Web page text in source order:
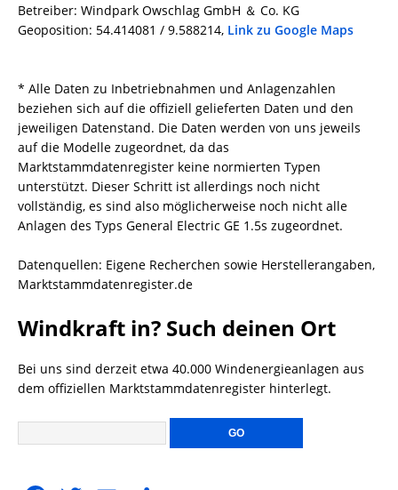
Betreiber: Windpark Owschlag GmbH ＆ Co. KG
Geoposition: 54.414081 / 9.588214, Link zu Google Maps
* Alle Daten zu Inbetriebnahmen und Anlagenzahlen
beziehen sich auf die offiziell gelieferten Daten und den
jeweiligen Datenstand. Die Daten werden von uns jeweils
auf die Modelle zugeordnet, da das
Marktstammdatenregister keine normierten Typen
unterstützt. Dieser Schritt ist allerdings noch nicht
vollständig, es sind also möglicherweise noch nicht alle
Anlagen des Typs General Electric GE 1.5s zugeordnet.
Datenquellen: Eigene Recherchen sowie Herstellerangaben,
Marktstammdatenregister.de
Windkraft in? Such deinen Ort
Bei uns sind derzeit etwa 40.000 Windenergieanlagen aus
dem offiziellen Marktstammdatenregister hinterlegt.